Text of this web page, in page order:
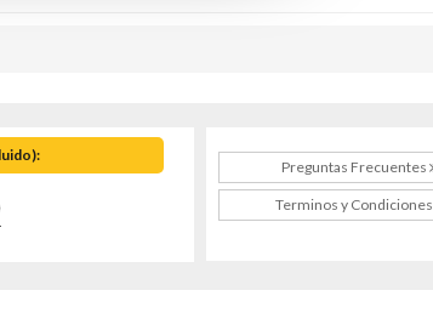
Preguntas Frecuentes
Terminos y Condiciones